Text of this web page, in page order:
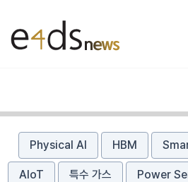
Physical AI HBM
AIoT 특수 가스 Power